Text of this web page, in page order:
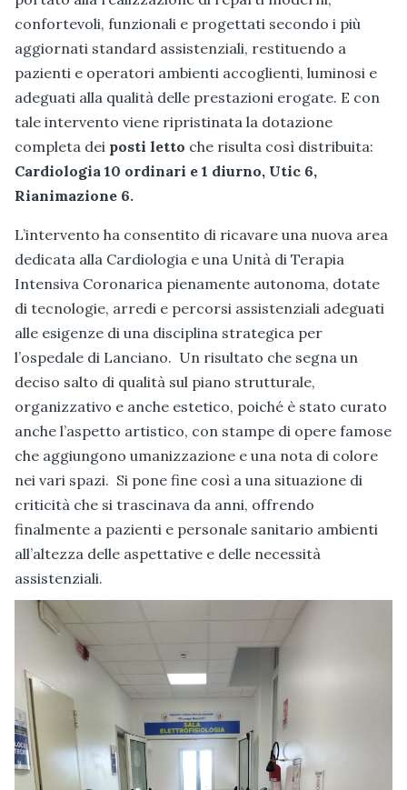
confortevoli, funzionali e progettati secondo i più
aggiornati standard assistenziali, restituendo a
pazienti e operatori ambienti accoglienti, luminosi e
adeguati alla qualità delle prestazioni erogate. E con
tale intervento viene ripristinata la dotazione
completa dei posti letto che risulta così distribuita:
Cardiologia 10 ordinari e 1 diurno, Utic 6,
Rianimazione 6.
L’intervento ha consentito di ricavare una nuova area
dedicata alla Cardiologia e una Unità di Terapia
Intensiva Coronarica pienamente autonoma, dotate
di tecnologie, arredi e percorsi assistenziali adeguati
alle esigenze di una disciplina strategica per
l’ospedale di Lanciano. Un risultato che segna un
deciso salto di qualità sul piano strutturale,
organizzativo e anche estetico, poiché è stato curato
anche l’aspetto artistico, con stampe di opere famose
che aggiungono umanizzazione e una nota di colore
nei vari spazi. Si pone fine così a una situazione di
criticità che si trascinava da anni, offrendo
finalmente a pazienti e personale sanitario ambienti
all’altezza delle aspettative e delle necessità
assistenziali.